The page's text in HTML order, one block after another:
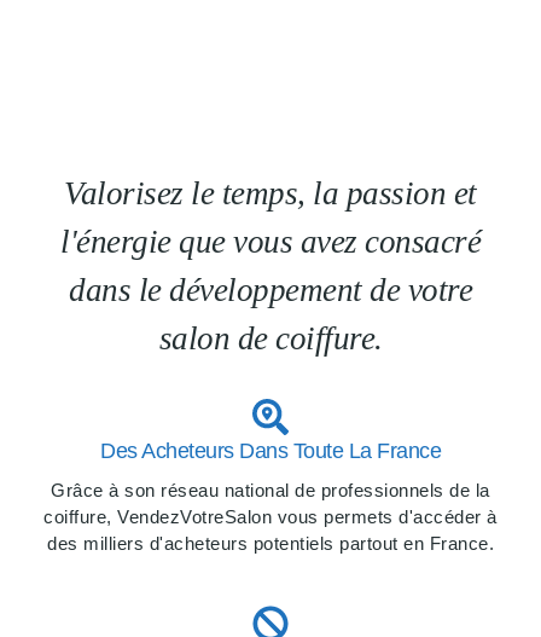
Valorisez le temps, la passion et
l'énergie que vous avez consacré
dans le développement de votre
salon de coiffure.
Des Acheteurs Dans Toute La France
Grâce à son réseau national de professionnels de la
coiffure, VendezVotreSalon vous permets d'accéder à
des milliers d'acheteurs potentiels partout en France.